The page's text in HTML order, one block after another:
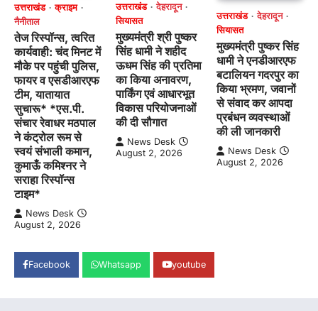
उत्तराखंड
क्राइम
नैनीताल
तेज रिस्पॉन्स, त्वरित
कार्यवाही: चंद मिनट में
मौके पर पहुंची पुलिस,
फायर व एसडीआरएफ
टीम, यातायात
सुचारू* *एस.पी.
संचार रेवाधर मठपाल
ने कंट्रोल रूम से
स्वयं संभाली कमान,
कुमाऊँ कमिश्नर ने
सराहा रिस्पॉन्स
टाइम*
News Desk
August 2, 2026
उत्तराखंड
देहरादून
सियासत
मुख्यमंत्री श्री पुष्कर
सिंह धामी ने शहीद
ऊधम सिंह की प्रतिमा
का किया अनावरण,
पार्किंग एवं आधारभूत
विकास परियोजनाओं
की दी सौगात
News Desk
August 2, 2026
उत्तराखंड
देहरादून
सियासत
मुख्यमंत्री पुष्कर सिंह
धामी ने एनडीआरएफ
बटालियन गदरपुर का
किया भ्रमण, जवानों
से संवाद कर आपदा
प्रबंधन व्यवस्थाओं
की ली जानकारी
News Desk
August 2, 2026
Facebook Whatsapp youtube